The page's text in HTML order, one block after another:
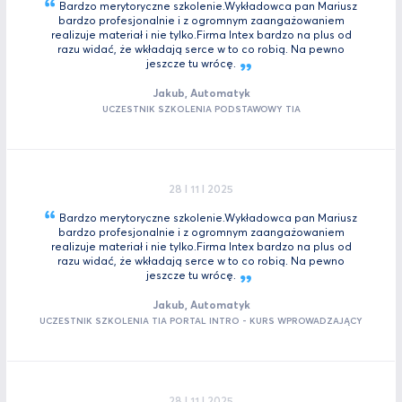
Bardzo merytoryczne szkolenie.Wykładowca pan Mariusz
bardzo profesjonalnie i z ogromnym zaangażowaniem
realizuje materiał i nie tylko.Firma Intex bardzo na plus od
razu widać, że wkładają serce w to co robią. Na pewno
jeszcze tuwrócę.
Jakub, Automatyk
UCZESTNIK SZKOLENIA PODSTAWOWY TIA
28 I 11 I 2025
Bardzo merytoryczne szkolenie.Wykładowca pan Mariusz
bardzo profesjonalnie i z ogromnym zaangażowaniem
realizuje materiał i nie tylko.Firma Intex bardzo na plus od
razu widać, że wkładają serce w to co robią. Na pewno
jeszcze tuwrócę.
Jakub, Automatyk
UCZESTNIK SZKOLENIA TIA PORTAL INTRO - KURS WPROWADZAJĄCY